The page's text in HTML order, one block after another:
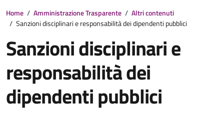
Home / Amministrazione Trasparente / Altri contenuti
/ Sanzioni disciplinari e responsabilità dei dipendenti pubblici
Sanzioni disciplinari e
responsabilità dei
dipendenti pubblici